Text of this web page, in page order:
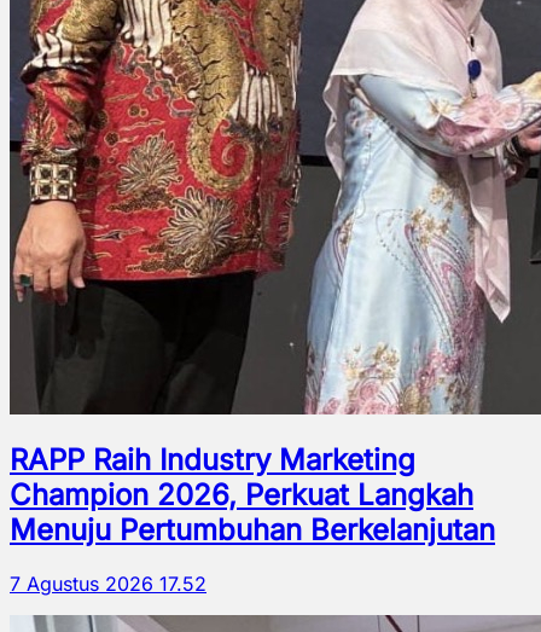
RAPP Raih Industry Marketing
Champion 2026, Perkuat Langkah
Menuju Pertumbuhan Berkelanjutan
7 Agustus 2026 17.52